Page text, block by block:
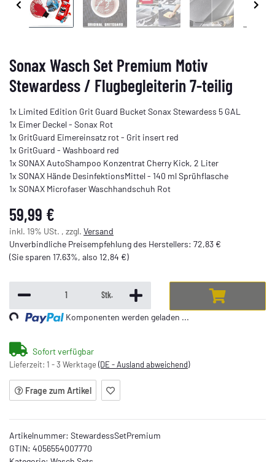
Sonax Wasch Set Premium Motiv
Stewardess / Flugbegleiterin 7-teilig
1x Limited Edition Grit Guard Bucket Sonax Stewardess 5 GAL
1x Eimer Deckel - Sonax Rot
1x GritGuard Eimereinsatz rot - Grit insert red
1x GritGuard - Washboard red
1x SONAX AutoShampoo Konzentrat Cherry Kick, 2 Liter
1x SONAX Hände DesinfektionsMittel - 140 ml Sprühflasche
1x SONAX Microfaser Waschhandschuh Rot
59,99 €
inkl. 19% USt. , zzgl. Versand
Unverbindliche Preisempfehlung des Herstellers: 72,83 €
(Sie sparen 17.63%, also 12,84 €)
Stk.
Loading... Komponenten werden geladen ...
Sofort verfügbar
Lieferzeit: 1 - 3 Werktage (DE - Ausland abweichend)
Frage zum Artikel
Artikelnummer: StewardessSetPremium
GTIN: 4056554007770